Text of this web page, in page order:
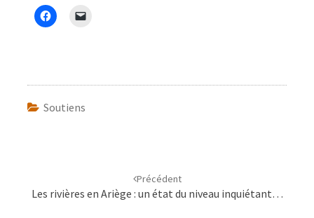
Soutiens
Précédent
Les rivières en Ariège : un état du niveau inquiétant…